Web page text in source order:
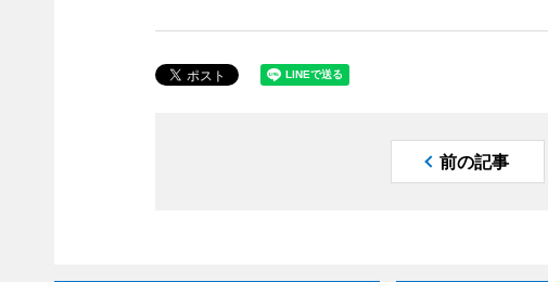
前の記事